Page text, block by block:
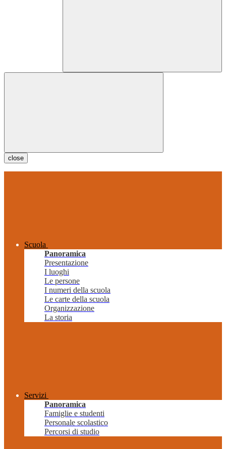
close
Scuola
Panoramica
Presentazione
I luoghi
Le persone
I numeri della scuola
Le carte della scuola
Organizzazione
La storia
Servizi
Panoramica
Famiglie e studenti
Personale scolastico
Percorsi di studio